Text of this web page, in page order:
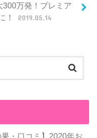
300万発！プレミア
！
2019.05.14
果・口コミ】2020年お